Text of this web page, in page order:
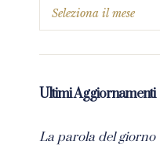
Ultimi Aggiornamenti
La parola del giorno